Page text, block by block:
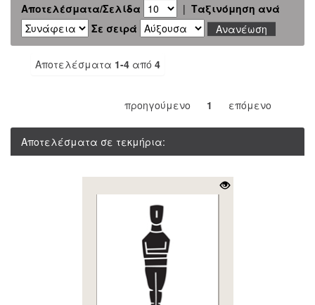
Αποτελέσματα/Σελίδα | Ταξινόμηση ανά
Σε σειρά
Αποτελέσματα 1-4 από 4
προηγούμενο 1 επόμενο
Αποτελέσματα σε τεκμήρια: